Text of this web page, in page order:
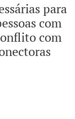
para
com
com